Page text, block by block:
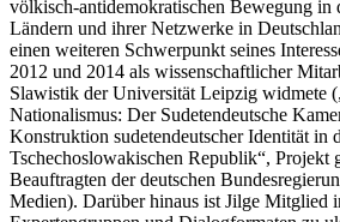
völkisch-antidemokratischen Bewegung in
Ländern und ihrer Netzwerke in
einen weiteren Schwerpunkt seines
2012 und 2014 als wissenschaftlicher
Slawistik der Universität Leipzig widmete
Nationalismus: Der Sudetendeutsche
Konstruktion sudetendeutscher Identität in
Tschechoslowakischen Republik“, Projekt
Beauftragten der deutschen
Medien). Darüber hinaus ist Jilge Mitglied